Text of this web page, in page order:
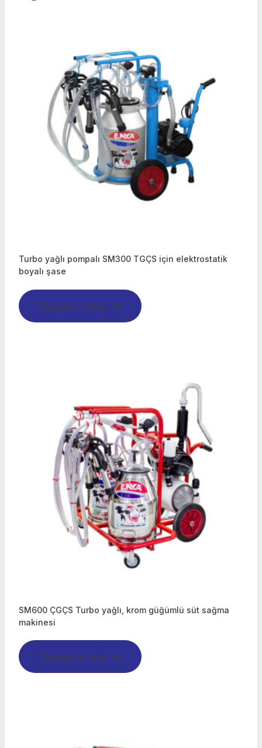
Turbo yağlı pompalı SM300 TGÇS için elektrostatik
boyalı şase
Devamını oku
SM600 ÇGÇS Turbo yağlı, krom güğümlü süt sağma
makinesi
Devamını oku